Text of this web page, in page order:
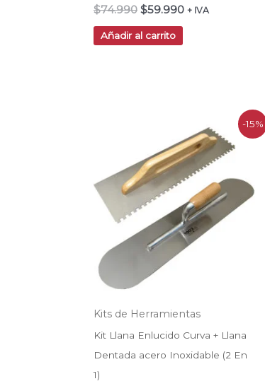
$74.990 $59.990 + IVA
Añadir al carrito
-15%
Kits de Herramientas
Kit Llana Enlucido Curva + Llana
Dentada acero Inoxidable (2 En
1)
original
era:
$65.000.
precio
actual
es:
$55.000.